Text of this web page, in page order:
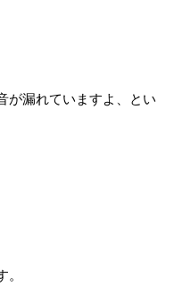
が漏れていますよ、とい